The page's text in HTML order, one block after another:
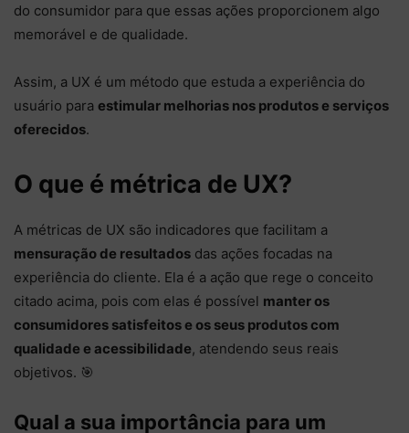
do consumidor para que essas ações proporcionem algo
memorável e de qualidade.
Assim, a UX é um método que estuda a experiência do
usuário para estimular melhorias nos produtos e serviços
oferecidos.
O que é métrica de UX?
A métricas de UX são indicadores que facilitam a
mensuração de resultados das ações focadas na
experiência do cliente. Ela é a ação que rege o conceito
citado acima, pois com elas é possível manter os
consumidores satisfeitos e os seus produtos com
qualidade e acessibilidade, atendendo seus reais
objetivos. 🎯
Qual a sua importância para um